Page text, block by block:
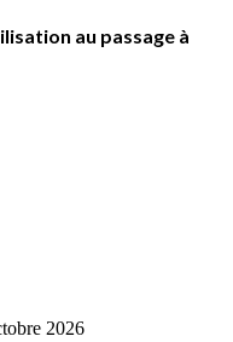
au passage à
2026